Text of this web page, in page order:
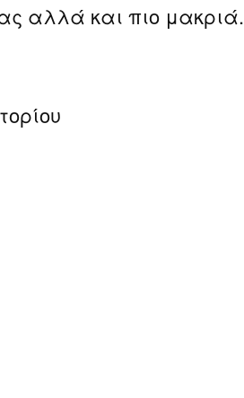
αλλά και πιο μακριά.